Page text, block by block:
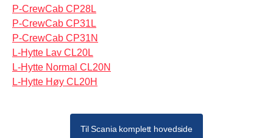
P-CrewCab CP28L
P-CrewCab CP31L
P-CrewCab CP31N
L-Hytte Lav CL20L
L-Hytte Normal CL20N
L-Hytte Høy CL20H
Til Scania komplett hovedside